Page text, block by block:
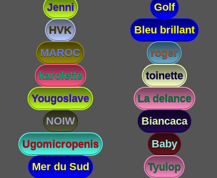
Jenni
Golf
HVK
Bleu brillant
MAROC
roger
karolette
toinette
Yougoslave
La delance
NOIW
Biancaca
Ugomicropenis
Baby
Mer du Sud
Tyuiop